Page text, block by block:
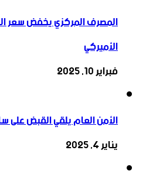
المصرف المركزي يخفض سعر
الأميركي
فبراير 10, 2025
الأمن العام يلقي القبض
يناير 4, 2025